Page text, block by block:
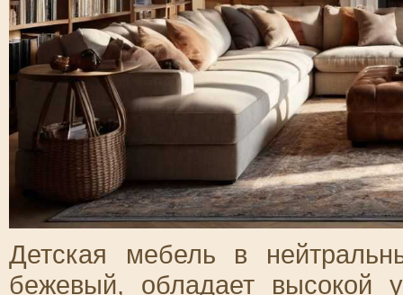
Детская мебель в
бежевый, обладает высокой